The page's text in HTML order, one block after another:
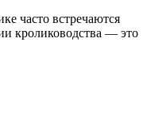
часто встречаются
кролиководства — это